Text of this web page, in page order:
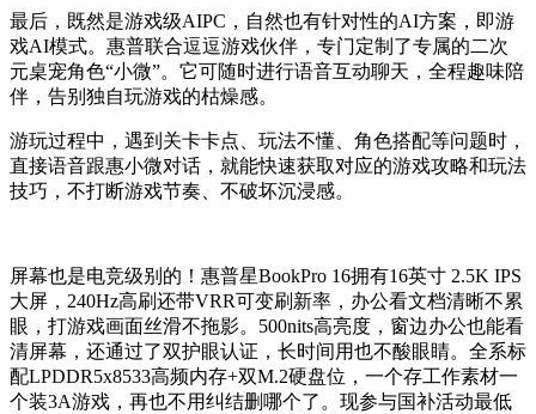
最后，既然是游戏级AIPC，自然也有针对性的AI方案，即游
戏AI模式。惠普联合逗逗游戏伙伴，专门定制了专属的二次
元桌宠角色“小微”。它可随时进行语音互动聊天，全程趣味陪
伴，告别独自玩游戏的枯燥感。
游玩过程中，遇到关卡卡点、玩法不懂、角色搭配等问题时，
直接语音跟惠小微对话，就能快速获取对应的游戏攻略和玩法
技巧，不打断游戏节奏、不破坏沉浸感。
屏幕也是电竞级别的！惠普星BookPro 16拥有16英寸 2.5K IPS
大屏， 240Hz高刷还带VRR可变刷新率，办公看文档清晰不累
眼，打游戏画面丝滑不拖影。 500nits高亮度，窗边办公也能看
清屏幕，还通过了双护眼认证，长时间用也不酸眼睛。全系标
配LPDDR5x8533高频内存+双M.2硬盘位，一个存工作素材一
个装3A游戏，再也不用纠结删哪个了。现参与国补活动最低